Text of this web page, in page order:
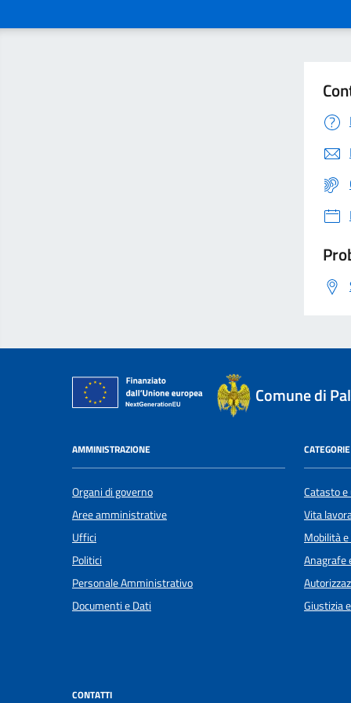
Comune di
AMMINISTRAZIONE
Organi di governo
Aree amministrative
Uffici
Politici
Personale Amministrativo
Documenti e Dati
Catasto
Vita
Mobilità
Anagrafe
Giustizia
CONTATTI